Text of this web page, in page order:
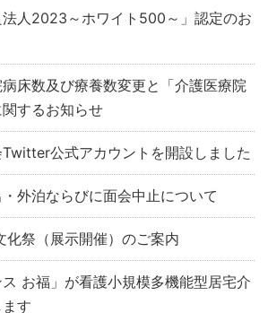
法人2023～ホワイト500～」認定のお
床数及び療養数変更と「介護医療院
するお知らせ
公式アカウントを開設しました
外泊ならびに面会中止について
化祭（展示開催）のご案内
ス お福」が看護小規模多機能型居宅介
す